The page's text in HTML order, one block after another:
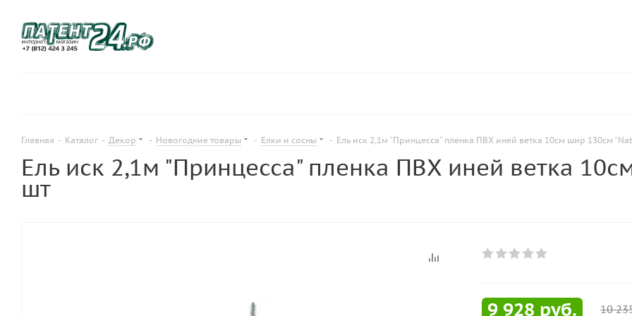
Главная - Каталог - Декор - Новогодние товары - Елки и сосны - Ель иск 2,1м "Принцесса" пленка ПВХ иней ветка 10см шир 130см
Ель иск 2,1м "Принцесса" пленка ПВХ иней ветка
шт
9 928 руб. 10